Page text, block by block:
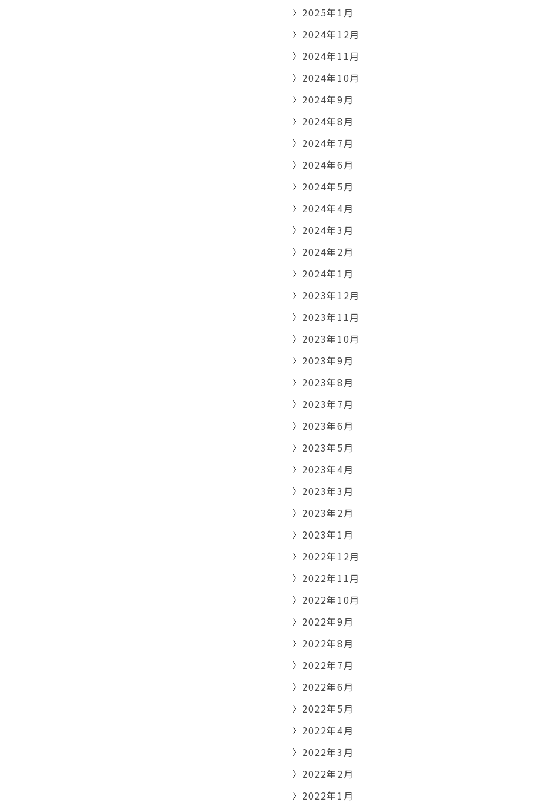
2025年1月
2024年12月
2024年11月
2024年10月
2024年9月
2024年8月
2024年7月
2024年6月
2024年5月
2024年4月
2024年3月
2024年2月
2024年1月
2023年12月
2023年11月
2023年10月
2023年9月
2023年8月
2023年7月
2023年6月
2023年5月
2023年4月
2023年3月
2023年2月
2023年1月
2022年12月
2022年11月
2022年10月
2022年9月
2022年8月
2022年7月
2022年6月
2022年5月
2022年4月
2022年3月
2022年2月
2022年1月